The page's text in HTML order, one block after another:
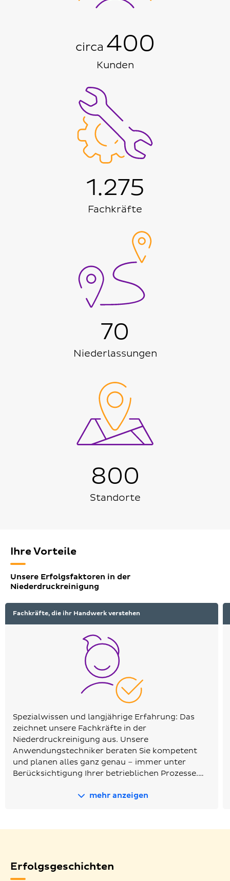
circa 400
Kunden
1.275
Fachkräfte
70
Niederlassungen
800
Standorte
Ihre Vorteile
Unsere Erfolgsfaktoren in der
Niederdruckreinigung
Fachkräfte, die ihr Handwerk verstehen
Spezialwissen und langjährige Erfahrung: Das
zeichnet unsere Fachkräfte in der
Niederdruckreinigung aus. Unsere
Anwendungstechniker beraten Sie kompetent
und planen alles ganz genau – immer unter
Berücksichtigung Ihrer betrieblichen Prozesse.…
mehr anzeigen
Erfolgsgeschichten